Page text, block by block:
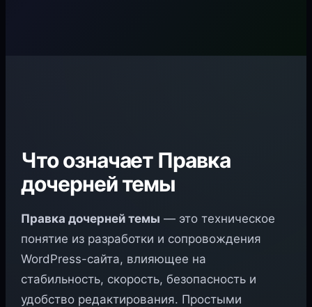
Что означает Правка
дочерней темы
Правка дочерней темы — это техническое
понятие из разработки и сопровождения
WordPress-сайта, влияющее на
стабильность, скорость, безопасность и
удобство редактирования. Простыми